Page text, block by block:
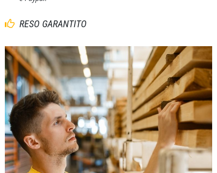
RESO GARANTITO